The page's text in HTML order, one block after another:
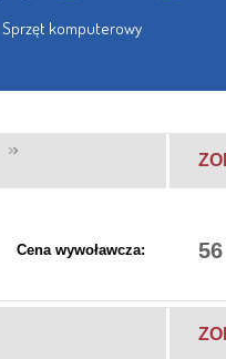
Sprzęt komputerowy
Cena wywoławcza: